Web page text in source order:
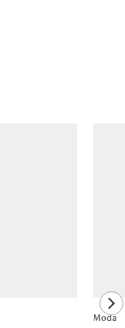
Moda